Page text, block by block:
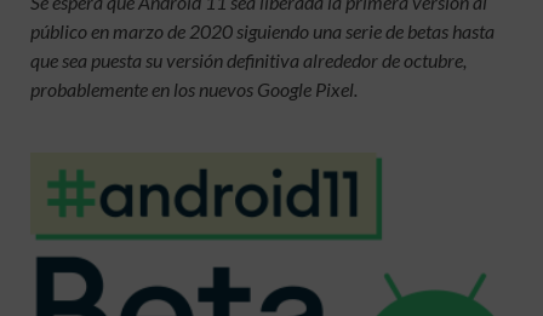
público en marzo de 2020 siguiendo una serie de betas hasta
que sea puesta su versión definitiva alrededor de octubre,
probablemente en los nuevos Google Pixel.